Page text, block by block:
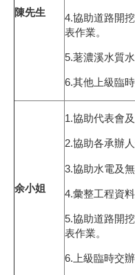
陳先生
4.協助道路開
表作業。
5.荖濃溪水質水
6.其他上級臨時
余小姐
1.協助代表會
2.協助各承辦人
3.協助水電及
4.彙整工程資
5.協助道路開
表作業。
6.上級臨時交辦